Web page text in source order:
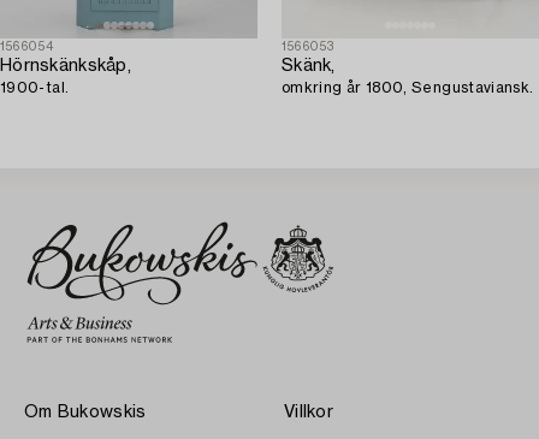
1566054
Hörnskänkskåp,
1900-tal.
1566053
Skänk,
omkring år 1800, Sengustaviansk.
Om Bukowskis Villkor